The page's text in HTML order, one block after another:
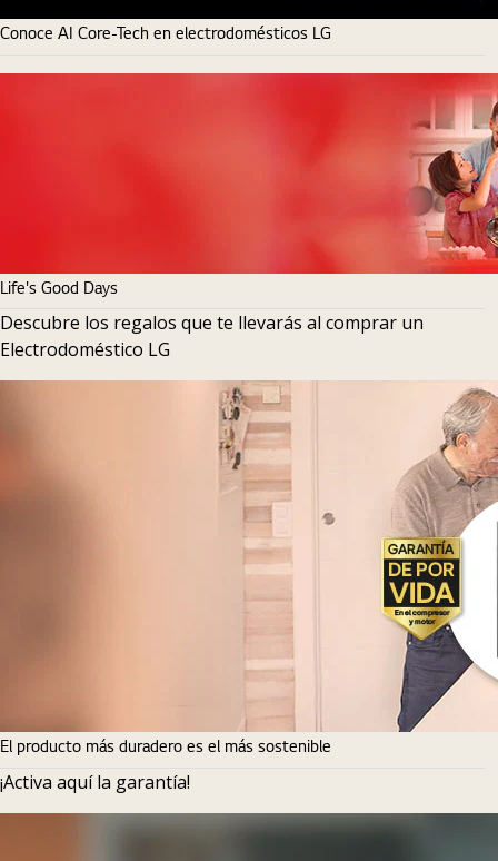
Conoce AI Core-Tech en electrodomésticos LG
Life's Good Days
Descubre los regalos que te llevarás al comprar un
Electrodoméstico LG
El producto más duradero es el más sostenible
¡Activa aquí la garantía!